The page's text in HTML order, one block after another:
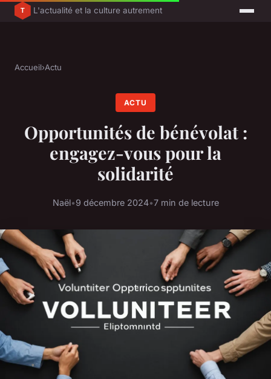
L'actualité et la culture autrement
Accueil›Actu
ACTU
Opportunités de bénévolat :
engagez-vous pour la
solidarité
Naël•9 décembre 2024•7 min de lecture